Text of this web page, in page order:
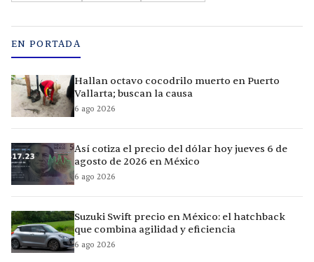
EN PORTADA
Hallan octavo cocodrilo muerto en Puerto
Vallarta; buscan la causa
6 ago 2026
Así cotiza el precio del dólar hoy jueves 6 de
agosto de 2026 en México
6 ago 2026
Suzuki Swift precio en México: el hatchback
que combina agilidad y eficiencia
6 ago 2026